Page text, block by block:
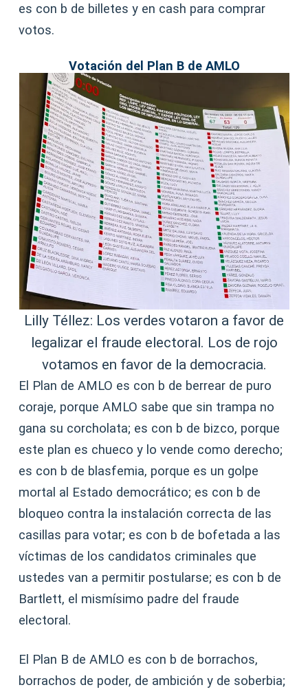
es con b de billetes y en cash para comprar
votos.
Votación del Plan B de AMLO
Lilly Téllez: Los verdes votaron a favor de
legalizar el fraude electoral. Los de rojo
votamos en favor de la democracia.
El Plan de AMLO es con b de berrear de puro
coraje, porque AMLO sabe que sin trampa no
gana su corcholata; es con b de bizco, porque
este plan es chueco y lo vende como derecho;
es con b de blasfemia, porque es un golpe
mortal al Estado democrático; es con b de
bloqueo contra la instalación correcta de las
casillas para votar; es con b de bofetada a las
víctimas de los candidatos criminales que
ustedes van a permitir postularse; es con b de
Bartlett, el mismísimo padre del fraude
electoral.
El Plan B de AMLO es con b de borrachos,
borrachos de poder, de ambición y de soberbia;